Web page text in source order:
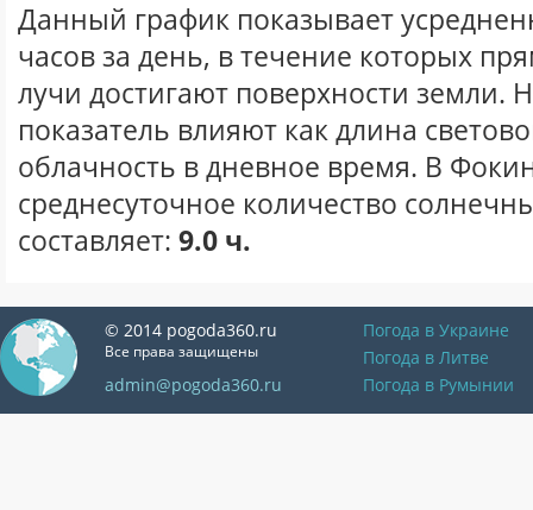
Данный график показывает
часов за день, в течение которых
лучи достигают поверхности земли.
показатель влияют как длина
облачность в дневное время. В
среднесуточное количество
составляет: 9.0 ч.
© 2014 pogoda360.ru
Все права защищены
admin@pogoda360.ru
Погода в Украине
Погода в Литве
Погода в Румынии